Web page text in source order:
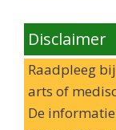
Disclaimer
Raadpleeg
arts of
De